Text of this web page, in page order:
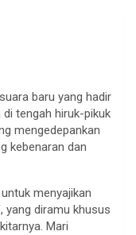
baru yang hadir
tengah hiruk-pikuk
mengedepankan
kebenaran dan
menyajikan
yang diramu khusus
Mari